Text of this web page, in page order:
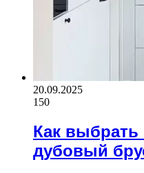
20.09.2025
150
Как выбрать
дубовый